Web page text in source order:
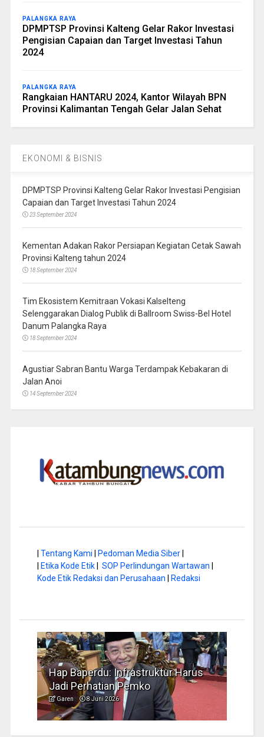
PALANGKA RAYA
DPMPTSP Provinsi Kalteng Gelar Rakor Investasi
Pengisian Capaian dan Target Investasi Tahun
2024
PALANGKA RAYA
Rangkaian HANTARU 2024, Kantor Wilayah BPN
Provinsi Kalimantan Tengah Gelar Jalan Sehat
EKONOMI & BISNIS
DPMPTSP Provinsi Kalteng Gelar Rakor Investasi Pengisian
Capaian dan Target Investasi Tahun 2024
23 September 2024
Kementan Adakan Rakor Persiapan Kegiatan Cetak Sawah
Provinsi Kalteng tahun 2024
18 September 2024
Tim Ekosistem Kemitraan Vokasi Kalselteng
Selenggarakan Dialog Publik di Ballroom Swiss-Bel Hotel
Danum Palangka Raya
18 September 2024
Agustiar Sabran Bantu Warga Terdampak Kebakaran di
Jalan Anoi
14 September 2024
Tentang Kami Pedoman Media Siber|
Etika Kode Etik| SOP Perlindungan Wartawan
Kode Etik Redaksi dan Perusahaan
Redaksi
Hap Baperdu: Infrastruktur Harus
Jadi Perhatian Pemko
Garen 8 Juni 2026